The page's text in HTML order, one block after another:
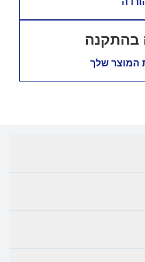
בהתקנה
המוצר שלך